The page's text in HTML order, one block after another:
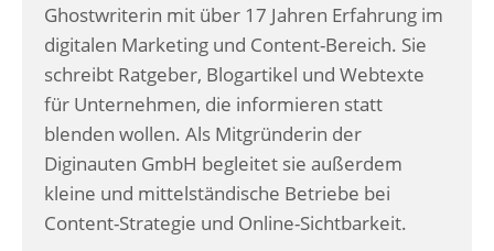
Ghostwriterin mit über 17 Jahren Erfahrung im
digitalen Marketing und Content-Bereich. Sie
schreibt Ratgeber, Blogartikel und Webtexte
für Unternehmen, die informieren statt
blenden wollen. Als Mitgründerin der
Diginauten GmbH begleitet sie außerdem
kleine und mittelständische Betriebe bei
Content-Strategie und Online-Sichtbarkeit.